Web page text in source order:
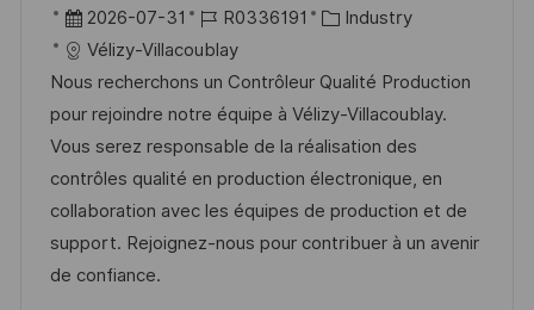
r
t
D
a
t
u
m
d
e
r
V
2026-07-31
J
o
b
-
I
D
R0336191
K
t
e
g
o
r
i
Industry
Vélizy-Villacoublay
Nous recherchons un Contrôleur Qualité Production
pour rejoindre notre équipe à Vélizy-Villacoublay.
Vous serez responsable de la réalisation des
contrôles qualité en production électronique, en
collaboration avec les équipes de production et de
support. Rejoignez-nous pour contribuer à un avenir
de confiance.